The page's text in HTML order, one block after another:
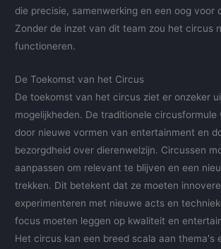
die precisie, samenwerking en een oog voor
Zonder de inzet van dit team zou het circus
functioneren.
De Toekomst van het Circus
De toekomst van het circus ziet er onzeker
mogelijkheden. De traditionele
door nieuwe vormen van entertainment en
bezorgdheid over dierenwelzijn. Circussen
aanpassen om relevant te blijven en een
trekken. Dit betekent dat ze moeten
experimenteren met nieuwe acts en
focus moeten leggen op kwaliteit en
Het circus kan een breed scala aan thema's